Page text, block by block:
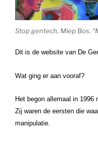
Stop gentech, Miep Bos.
Dit is de website van De
Wat ging er aan vooraf?
Het begon allemaal in 1996
Zij waren de eersten die
manipulatie.